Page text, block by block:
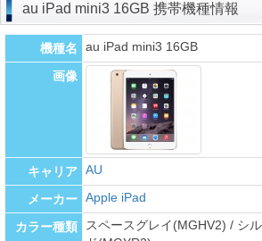
au iPad mini3 16GB 携帯機種情報
機種名 au iPad mini3 16GB
画像
キャリア AU
メーカー Apple iPad
カラー種類
スペースグレイ(MGHV2) / シ